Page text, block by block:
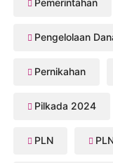
Pemerintahan
Pengelolaan
Pernikahan
Pilkada 2024
PLN